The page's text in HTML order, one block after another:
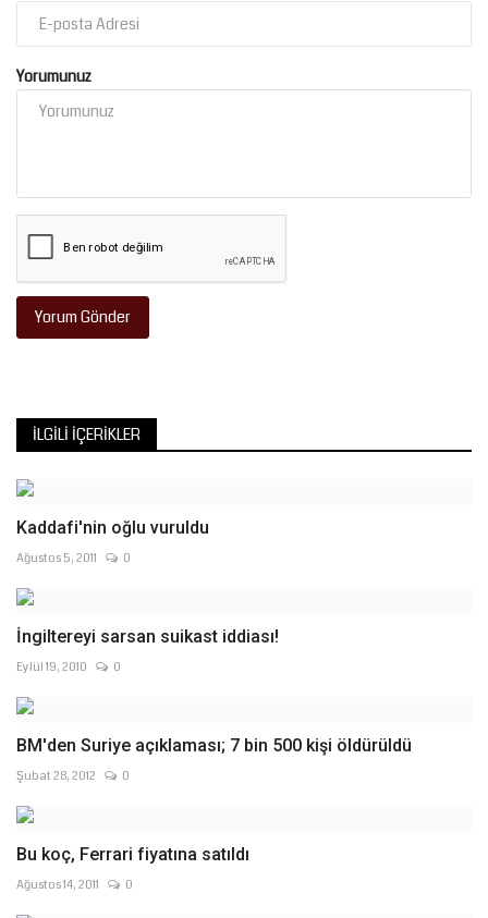
Yorumunuz
Yorum Gönder
İLGILI İÇERIKLER
Kaddafi'nin oğlu vuruldu
Ağustos 5, 2011 0
İngiltereyi sarsan suikast iddiası!
Eylül 19, 2010 0
BM'den Suriye açıklaması; 7 bin 500 kişi öldürüldü
Şubat 28, 2012 0
Bu koç, Ferrari fiyatına satıldı
Ağustos 14, 2011 0